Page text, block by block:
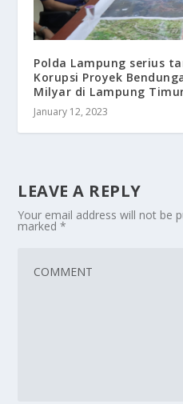
Polda Lampung serius
Korupsi Proyek
Milyar di Lampung
January 12, 2023
LEAVE A REPLY
Your email address will not be
marked*